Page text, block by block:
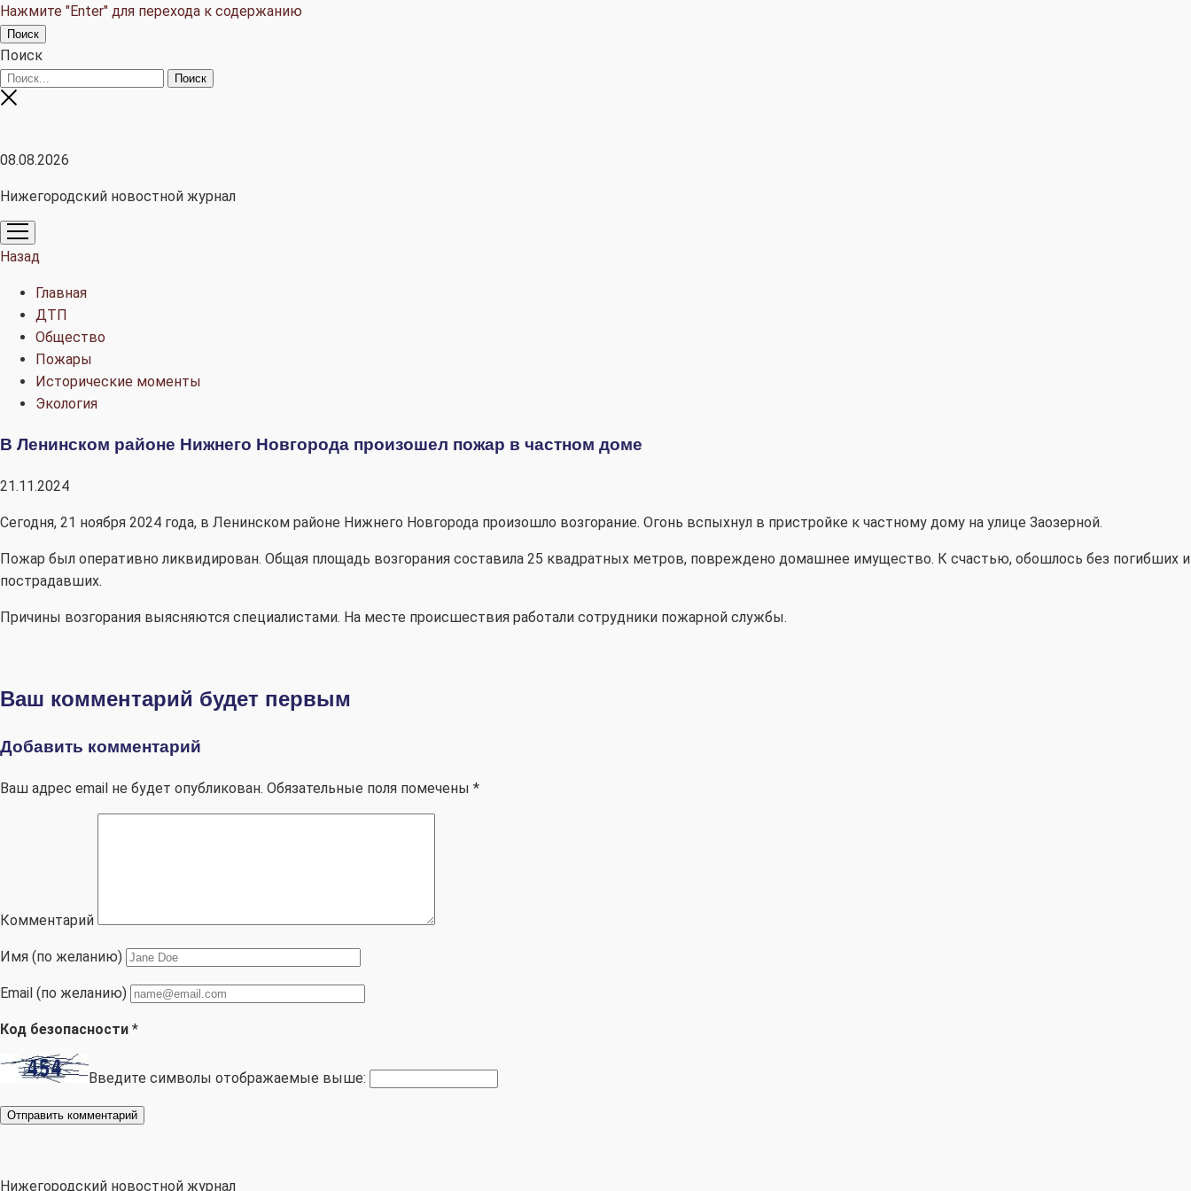
Нажмите "Enter" для перехода к содержанию
Поиск
Поиск
08.08.2026
Нижегородский новостной журнал
открыть
меню
Назад
Главная
ДТП
Общество
Пожары
Исторические моменты
Экология
В Ленинском районе Нижнего Новгорода произошел пожар в частном доме
21.11.2024
Сегодня, 21 ноября 2024 года, в Ленинском районе Нижнего Новгорода произошло возгорание. Огонь вспыхнул в пристройке к частному дому на улице Заозерной.
Пожар был оперативно ликвидирован. Общая площадь возгорания составила 25 квадратных метров, повреждено домашнее имущество. К счастью, обошлось без погибших и
пострадавших.
Причины возгорания выясняются специалистами. На месте происшествия работали сотрудники пожарной службы.
Ваш комментарий будет первым
Добавить комментарий
Ваш адрес email не будет опубликован. Обязательные поля помечены *
Комментарий
Имя (по желанию)
Email (по желанию)
Код безопасности *
Введите символы отображаемые выше:
Нижегородский новостной журнал